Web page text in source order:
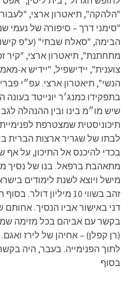
"הלהקה", תיאטרון ארצי,
"סימני דרך – סיפורה של נעמי
הבימה, "סאלח שבתי" (ע"פ
מתחתנת", תיאטרון ארצי, "קיר
צוענית", יידישפיל, "יידיש א-
הנשי", תיאטרון ארצי. עפ״י
בתפקידו כמנג׳ר יונייטד
שיש מו״מ בינו ובין ההנהלה
תיכוניסטית שמצטרפת לפנימיית
לבתו של שגריר ארצות הברית
בכדי להיכנס אל התיכון, על אף
מתאהבת ברפאל. בנו של נסיך
מישל ויוצא לשנת לימודים
זהב בשווי 10 מיליון
דני באישור אביו הנסיך. אחותם
בקשר עם אביהם בכל מזימה
(רן קפלן) – אחיהן של לירז
לתוך הפנימייה. בעבר, היה בקשר
בסוף